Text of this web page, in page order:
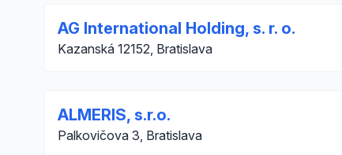
AG International Holding, s. r. o.
Kazanská 12152, Bratislava
ALMERIS, s.r.o.
Palkovičova 3, Bratislava